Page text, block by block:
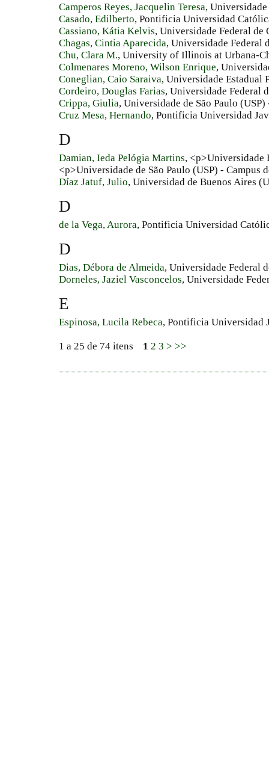
Camperos Reyes, Jacquelin Teresa,
Casado, Edilberto, Pontificia Universidad
Cassiano, Kátia Kelvis, Universidade Federal de
Chagas, Cintia Aparecida, Universidade Federal
Chu, Clara M., University of Illinois at Urbana-
Colmenares Moreno, Wilson Enrique,
Coneglian, Caio Saraiva, Universidade Estadual
Cordeiro, Douglas Farias, Universidade Federal
Crippa, Giulia, Universidade de São Paulo
Cruz Mesa, Hernando, Pontificia Universidad
D
Damian, Ieda Pelógia Martins, <p>Universidade
<p>Universidade de São Paulo (USP) - Campus
Díaz Jatuf, Julio, Universidad de Buenos Aires
D
de la Vega, Aurora, Pontificia Universidad
D
Dias, Débora de Almeida, Universidade Federal
Dorneles, Jaziel Vasconcelos, Universidade
E
Espinosa, Lucila Rebeca, Pontificia Universidad
1 a 25 de 74 itens 1 2 3 > >>